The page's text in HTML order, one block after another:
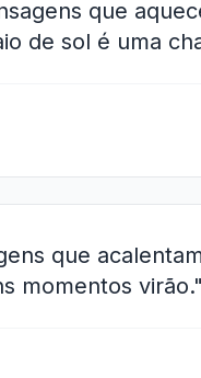
que
de sol é uma
que
momentos virão."